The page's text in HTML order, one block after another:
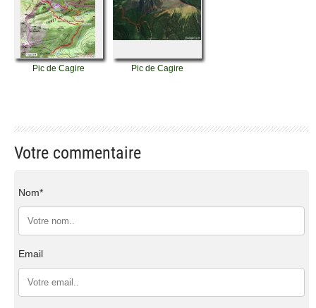
Pic de Cagire Pic de Cagire
Votre commentaire
Nom*
Email